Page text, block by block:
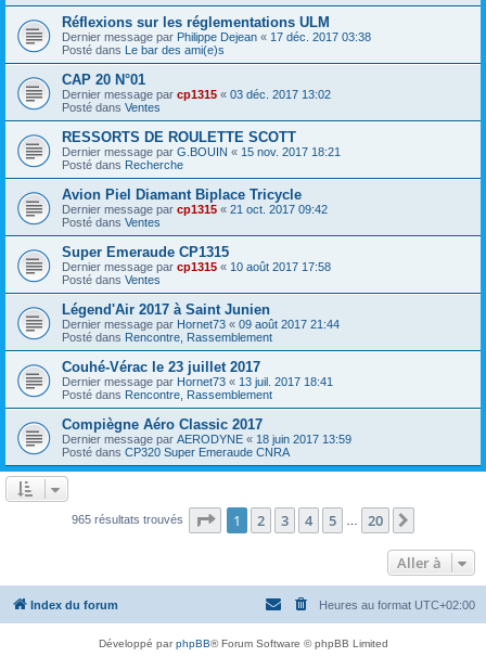
Réflexions sur les réglementations ULM
Dernier message par Philippe Dejean « 17 déc. 2017 03:38
Posté dans Le bar des ami(e)s
CAP 20 N°01
Dernier message par cp1315 « 03 déc. 2017 13:02
Posté dans Ventes
RESSORTS DE ROULETTE SCOTT
Dernier message par G.BOUIN « 15 nov. 2017 18:21
Posté dans Recherche
Avion Piel Diamant Biplace Tricycle
Dernier message par cp1315 « 21 oct. 2017 09:42
Posté dans Ventes
Super Emeraude CP1315
Dernier message par cp1315 « 10 août 2017 17:58
Posté dans Ventes
Légend'Air 2017 à Saint Junien
Dernier message par Hornet73 « 09 août 2017 21:44
Posté dans Rencontre, Rassemblement
Couhé-Vérac le 23 juillet 2017
Dernier message par Hornet73 « 13 juil. 2017 18:41
Posté dans Rencontre, Rassemblement
Compiègne Aéro Classic 2017
Dernier message par AERODYNE « 18 juin 2017 13:59
Posté dans CP320 Super Emeraude CNRA
965 résultats trouvés Page 1sur20
1 2 3 4 5 20
Aller à
Index du forum Heures au format UTC+02:00
Développé parphpBB® Forum Software © phpBB Limited